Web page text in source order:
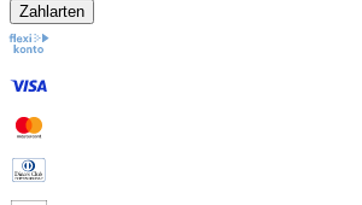
Zahlarten